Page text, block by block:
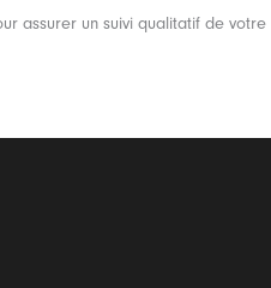
assurer un suivi qualitatif de votre